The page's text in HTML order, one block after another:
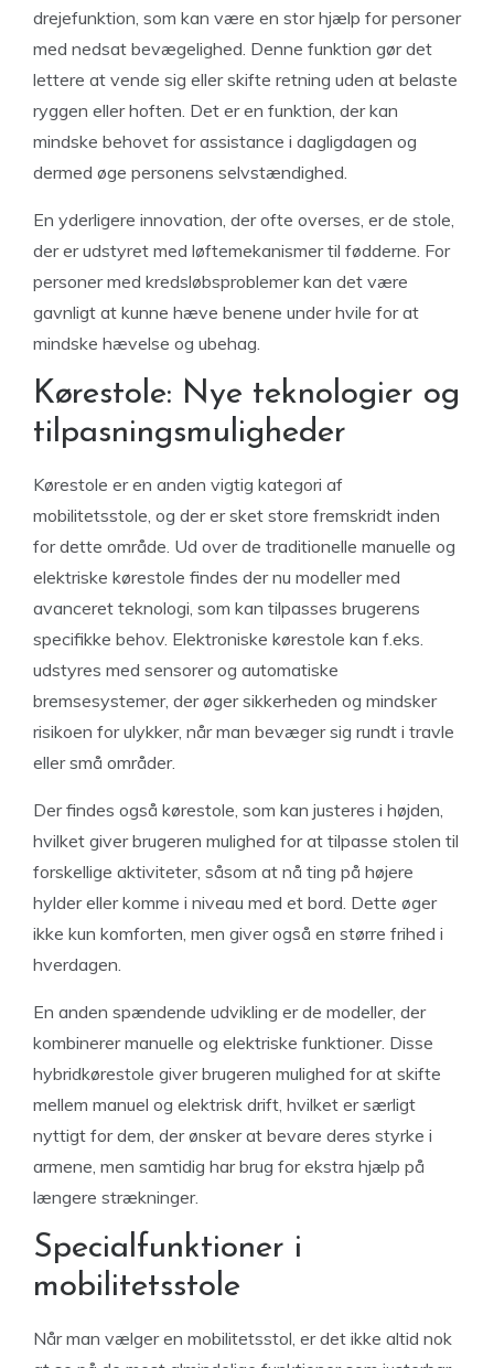
drejefunktion, som kan være en stor hjælp for personer
med nedsat bevægelighed. Denne funktion gør det
lettere at vende sig eller skifte retning uden at belaste
ryggen eller hoften. Det er en funktion, der kan
mindske behovet for assistance i dagligdagen og
dermed øge personens selvstændighed.
En yderligere innovation, der ofte overses, er de stole,
der er udstyret med løftemekanismer til fødderne. For
personer med kredsløbsproblemer kan det være
gavnligt at kunne hæve benene under hvile for at
mindske hævelse og ubehag.
Kørestole: Nye teknologier og
tilpasningsmuligheder
Kørestole er en anden vigtig kategori af
mobilitetsstole, og der er sket store fremskridt inden
for dette område. Ud over de traditionelle manuelle og
elektriske kørestole findes der nu modeller med
avanceret teknologi, som kan tilpasses brugerens
specifikke behov. Elektroniske kørestole kan f.eks.
udstyres med sensorer og automatiske
bremsesystemer, der øger sikkerheden og mindsker
risikoen for ulykker, når man bevæger sig rundt i travle
eller små områder.
Der findes også kørestole, som kan justeres i højden,
hvilket giver brugeren mulighed for at tilpasse stolen til
forskellige aktiviteter, såsom at nå ting på højere
hylder eller komme i niveau med et bord. Dette øger
ikke kun komforten, men giver også en større frihed i
hverdagen.
En anden spændende udvikling er de modeller, der
kombinerer manuelle og elektriske funktioner. Disse
hybridkørestole giver brugeren mulighed for at skifte
mellem manuel og elektrisk drift, hvilket er særligt
nyttigt for dem, der ønsker at bevare deres styrke i
armene, men samtidig har brug for ekstra hjælp på
længere strækninger.
Specialfunktioner i
mobilitetsstole
Når man vælger en mobilitetsstol, er det ikke altid nok